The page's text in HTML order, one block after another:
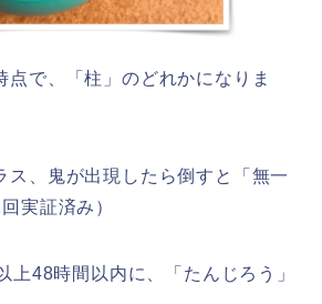
点で、「柱」のどれかになりま
、鬼が出現したら倒すと「無一
実証済み）
上48時間以内に、「たんじろう」